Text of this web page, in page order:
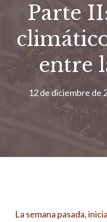
Parte
entre
12 de diciembre de
La semana pasada,